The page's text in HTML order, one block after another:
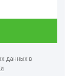
данных в